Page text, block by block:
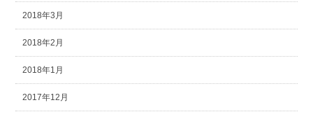
2018年3月
2018年2月
2018年1月
2017年12月